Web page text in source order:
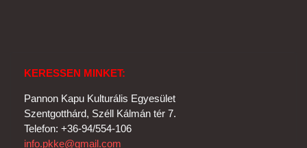
KERESSEN MINKET:
Pannon Kapu Kulturális Egyesület
Szentgotthárd, Széll Kálmán tér 7.
Telefon: +36-94/554-106
info.pkke@gmail.com